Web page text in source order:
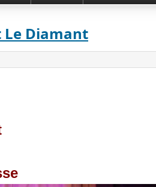
Le Diamant